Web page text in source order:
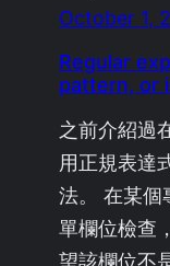
October 1,
Regular
pattern, or
之前介紹過
用正規表達
法。 在某個
單欄位檢查
望該欄位不